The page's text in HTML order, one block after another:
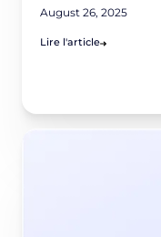
August 26, 2025
Lire l'article